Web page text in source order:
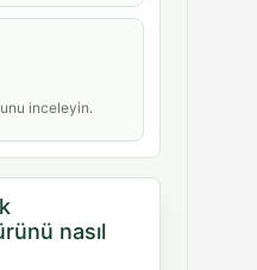
inceleyin.
nasıl